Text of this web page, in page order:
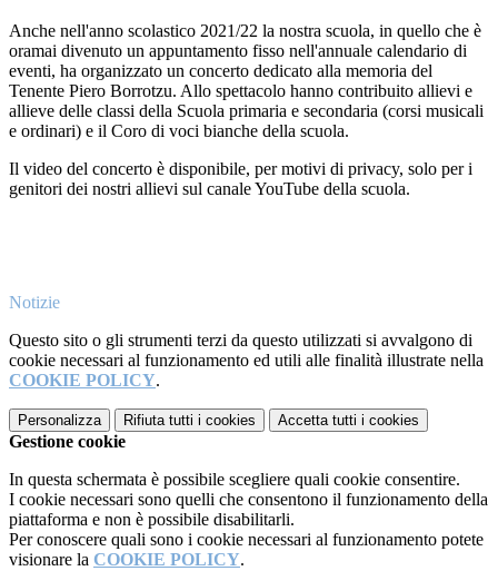
Anche nell'anno scolastico 2021/22 la nostra scuola, in quello che è
oramai divenuto un appuntamento fisso nell'annuale calendario di
eventi, ha organizzato un concerto dedicato alla memoria del
Tenente Piero Borrotzu. Allo spettacolo hanno contribuito allievi e
allieve delle classi della Scuola primaria e secondaria (corsi musicali
e ordinari) e il Coro di voci bianche della scuola.
Il video del concerto è disponibile, per motivi di privacy, solo per i
genitori dei nostri allievi sul canale YouTube della scuola.
Notizie
Questo sito o gli strumenti terzi da questo utilizzati si avvalgono di
cookie necessari al funzionamento ed utili alle finalità illustrate nella
COOKIE POLICY.
Personalizza Rifiuta tutti i cookies Accetta tutti i cookies
Gestione cookie
In questa schermata è possibile scegliere quali cookie consentire.
I cookie necessari sono quelli che consentono il funzionamento della
piattaforma e non è possibile disabilitarli.
Per conoscere quali sono i cookie necessari al funzionamento potete
visionare la COOKIE POLICY.